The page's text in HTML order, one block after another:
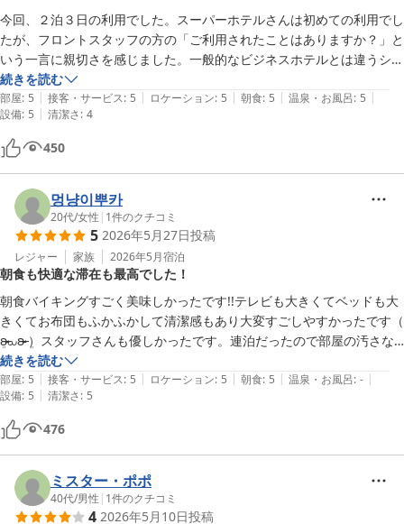
今回、２泊３日の利用でした。スーパーホテルさんは初めての利用でし
たが、フロントスタッフの方の「ご利用されたことはありますか？」と
いう一言に親切さを感じました。一般的なビジネスホテルとは違うシス
テムということもあり不安でしたが、丁寧にご説明いただき安心できま
した。お部屋は、おまかせプランでどんな部屋に当たるかとワクワクド
キドキでしたが、スタンダードルームでしかも角部屋だったので個人的
にラッキーでした。清掃も行き届いていて清潔感もあり、とても良かっ
たです。唯一気になったのは、冷蔵庫内の汚れ（カビ…？）が少
し・・・。あと、これはしょうがないことですが、冷え方がまずまず
（笑）
サービスはきめ細かく、選べるまくらや多数のアメニティ、そのアメニ
ティも一つ一つがこだわってます。どれを選ぶか迷うほど・・・。優柔
不断の僕には選びきれませんでした（笑）
他にもウェルカムバーなるうれしいサービスもありましたが、個人的な
スケジュールの都合で利用することができず、心残りでした。２１時ま
でとのことなので、欲を言えばもうちょっと遅くまでだと嬉しいか
も・・・？
お風呂も良かったです。温泉ホテルのような大浴場！って感じではない
んですけど、僕個人的には充分リラックスできる広さに感じます。利用
する時間によりだと思いますが、快適でした。お風呂の込み具合が、ラ
グはあれどお部屋で確認できるのも嬉しかったです。
朝食も美味しく、普段朝はそんな多くは食べないのですが、結構しっか
り食べちゃいました。この朝食会場の込み具合も、お部屋で確認できる
のもありがたかったです。
すべてにおいてこだわりと気遣いがあって、おかげさまで短いながらも
充実した２泊３日でした。
続きを読む
部屋: 5 | 接客・サービス: 5 | ロケーション: 5 | 朝食: 5 | 温泉・お風呂: 5 |
設備: 5 | 清潔さ: 4
450
멍냥이뿌카
20代/女性 | 1件のクチコミ
5 2026年5月27日投稿
レジャー 家族 2026年5月宿泊
朝食も快適な滞在も最高でした！
朝食バイキングすごく美味しかったです!!テレビも大きくてベッドも大
きくてお布団もふかふかして清潔感もあり大変すごしやすかったです（
ܸʚ̴̶̷̷⩊ʚ̴̶̷̷ ܸ）スタッフさんも優しかったです。連泊だったので部屋の汚さな
どご迷惑になってないか不安ですがまた利用させてください！𛰙᭜𖫴𖫰𖫱𖫳𖫲𖫲𖫳𖫴𖫰𖫱꛰ ᭜𖫴𖫰𖫱𖫳𖫲𖫲𖫳𖫴𖫰𖫱꛰ಣ
続きを読む
部屋: 5 | 接客・サービス: 5 | ロケーション: 5 | 朝食: 5 | 温泉・お風呂: - |
設備: 5 | 清潔さ: 5
476
ミスター・ポポ
40代/男性 | 1件のクチコミ
4 2026年5月10日投稿